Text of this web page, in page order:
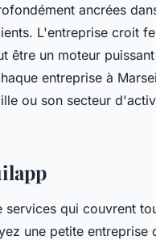
ancrées
L'entreprise croit
être un moteur
entreprise à
ou son secteur
qui couvrent
une petite entreprise